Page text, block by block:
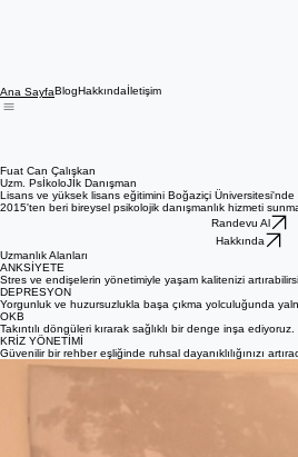
Ana SayfaBlogHakkındaİletişim
Fuat Can Çalışkan
Uzm. PsİkoloJİk Danışman
Lisans ve yüksek lisans eğitimini Boğaziçi Üniversitesi'nde
2015'ten beri bireysel psikolojik danışmanlık hizmeti
Randevu Al
Hakkında
Uzmanlık Alanları
DEPRESYON